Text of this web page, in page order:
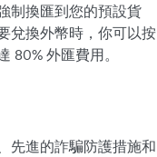
制換匯到您的預設貨
兌換外幣時，你可以按
80% 外匯費用。
先進的詐騙防護措施和